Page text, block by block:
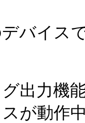
バイス
出力機
が動作